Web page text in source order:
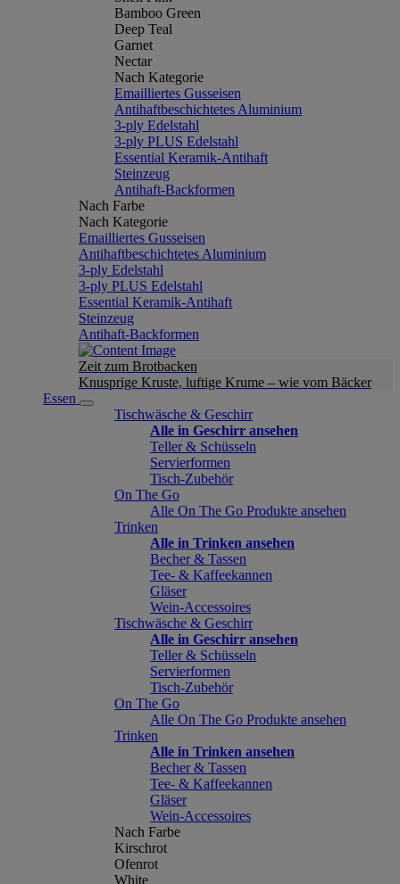
Bamboo Green
Deep Teal
Garnet
Nectar
Nach Kategorie
Emailliertes Gusseisen
Antihaftbeschichtetes Aluminium
3-ply Edelstahl
3-ply PLUS Edelstahl
Essential Keramik-Antihaft
Steinzeug
Antihaft-Backformen
Nach Farbe
Nach Kategorie
Emailliertes Gusseisen
Antihaftbeschichtetes Aluminium
3-ply Edelstahl
3-ply PLUS Edelstahl
Essential Keramik-Antihaft
Steinzeug
Antihaft-Backformen
Zeit zum Brotbacken
Knusprige Kruste, luftige Krume – wie vom Bäcker
Essen
Tischwäsche & Geschirr
Alle in Geschirr ansehen
Teller & Schüsseln
Servierformen
Tisch-Zubehör
On The Go
Alle On The Go Produkte ansehen
Trinken
Alle in Trinken ansehen
Becher & Tassen
Tee- & Kaffeekannen
Gläser
Wein-Accessoires
Tischwäsche & Geschirr
Alle in Geschirr ansehen
Teller & Schüsseln
Servierformen
Tisch-Zubehör
On The Go
Alle On The Go Produkte ansehen
Trinken
Alle in Trinken ansehen
Becher & Tassen
Tee- & Kaffeekannen
Gläser
Wein-Accessoires
Nach Farbe
Kirschrot
Ofenrot
White